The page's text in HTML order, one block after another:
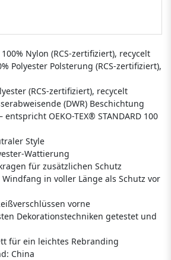
Nylon (RCS-zertifiziert), recycelt
Polyester Polsterung (RCS-zertifiziert),
(RCS-zertifiziert), recycelt
(DWR) Beschichtung
entspricht OEKO-TEX® STANDARD 100
Style
Wattierung
für zusätzlichen Schutz
in voller Länge als Schutz vor
vorne
Dekorationstechniken getestet und
für ein leichtes Rebranding
China